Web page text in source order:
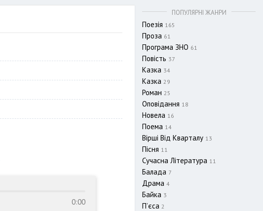
ПОПУЛЯРНІ ЖАНРИ
Поезія 165
Проза 61
Програма ЗНО 61
Повість 37
Казка 34
Казка 29
Роман 25
Оповідання 18
Новела 16
Поема 14
Вірші Від Кварталу 13
Пісня 11
Сучасна Література 11
Балада 7
Драма 4
Байка 3
П’єса 2
0:00